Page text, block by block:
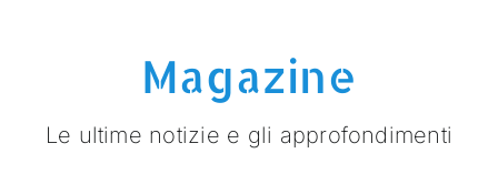
Magazine
Le ultime notizie e gli approfondimenti